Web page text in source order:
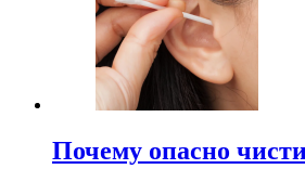
Почему опасно